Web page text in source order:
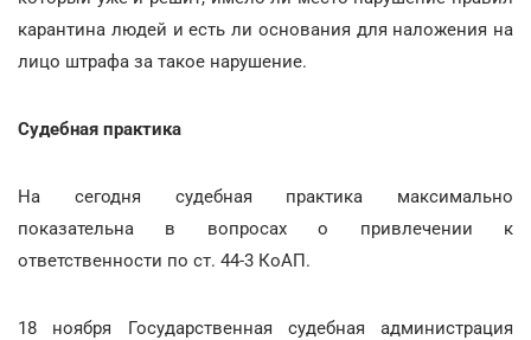
карантина людей и есть ли основания для наложения на
лицо штрафа за такое нарушение.
Судебная практика
На сегодня судебная практика максимально
показательна в вопросах о привлечении к
ответственности по ст. 44-3 КоАП.
18 ноября Государственная судебная администрация